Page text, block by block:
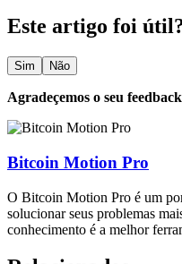
Este artigo foi
Sim Não
Agradeçemos o seu
Bitcoin Motion Pro
O Bitcoin Motion Pro é um
solucionar seus problemas
conhecimento é a melhor